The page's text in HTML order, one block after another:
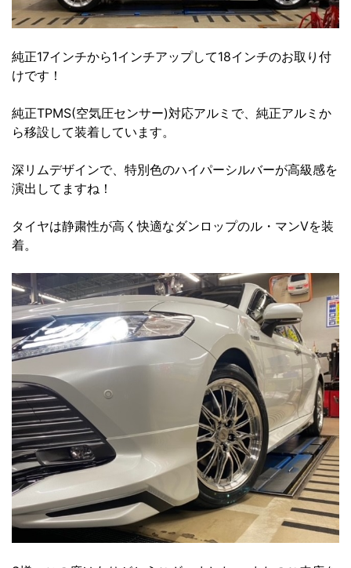
純正17インチから1インチアップして18インチのお取り付
けです！
純正TPMS(空気圧センサー)対応アルミで、純正アルミか
ら移設して装着しています。
深リムデザインで、特別色のハイパーシルバーが高級感を
演出してますね！
タイヤは静粛性が高く快適なダンロップのル・マンⅤを装
着。